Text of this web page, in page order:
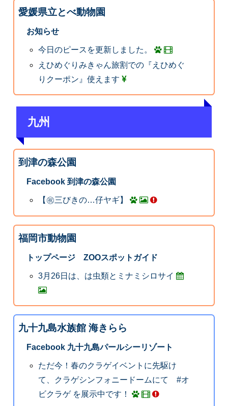
愛媛県立とべ動物園
お知らせ
今日のピースを更新しました。
えひめぐりみきゃん旅割での『えひめぐ
りクーポン』使えます
九州
到津の森公園
Facebook 到津の森公園
【㊗️三びきの…仔ヤギ】
福岡市動物園
トップページ ZOOスポットガイド
3月26日は、は虫類とミナミシロサイ
九十九島水族館 海きらら
Facebook 九十九島パールシーリゾート
ただ今！春のクラゲイベントに先駆け
て、クラゲシンフォニードームにて #オ
ビクラゲ を展示中です！